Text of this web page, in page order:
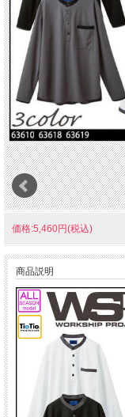
価格:5,460円(税込)
商品説明